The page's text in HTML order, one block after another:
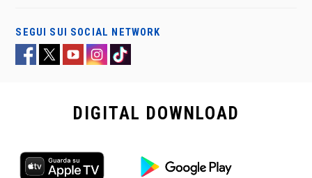
SEGUI SUI SOCIAL NETWORK
DIGITAL DOWNLOAD